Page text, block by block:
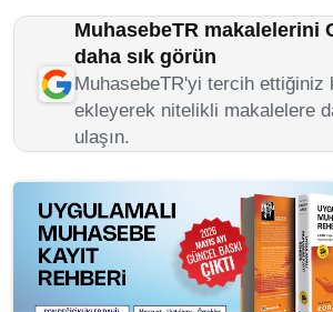
MuhasebeTR makalelerini
daha sık görün
MuhasebeTR'yi tercih ettiğiniz
ekleyerek nitelikli makalelere
ulaşın.